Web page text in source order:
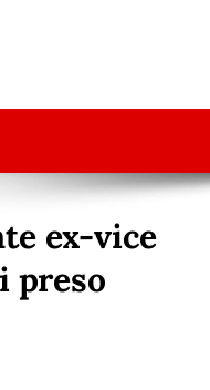
ex-vice
preso